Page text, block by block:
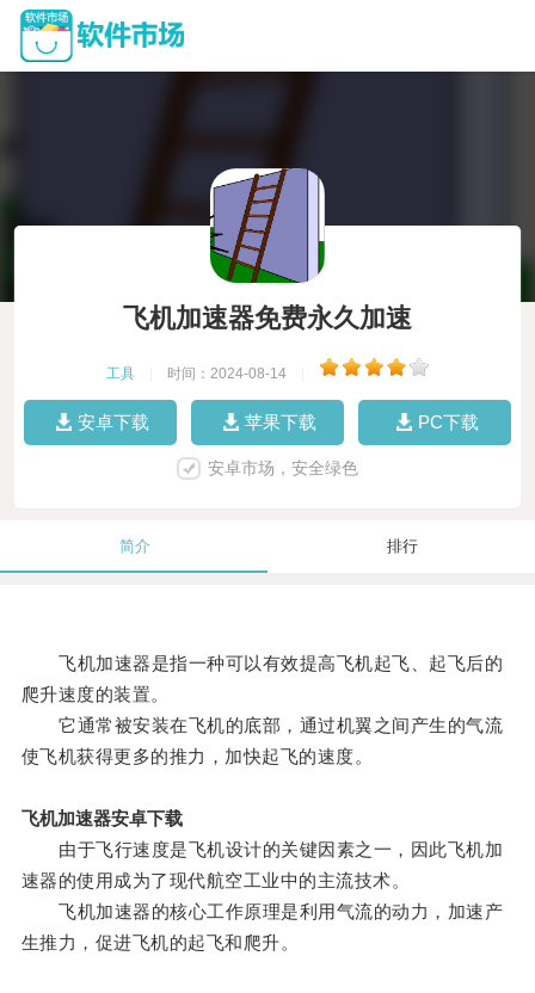
飞机加速器免费永久加速
工具 时间：2024-08-14
安卓下载 苹果下载 PC下载
安卓市场，安全绿色
简介 排行
飞机加速器是指一种可以有效提高飞机起飞、起飞后的
爬升速度的装置。
它通常被安装在飞机的底部，通过机翼之间产生的气流
使飞机获得更多的推力，加快起飞的速度。
飞机加速器安卓下载
由于飞行速度是飞机设计的关键因素之一，因此飞机加
速器的使用成为了现代航空工业中的主流技术。
飞机加速器的核心工作原理是利用气流的动力，加速产
生推力，促进飞机的起飞和爬升。